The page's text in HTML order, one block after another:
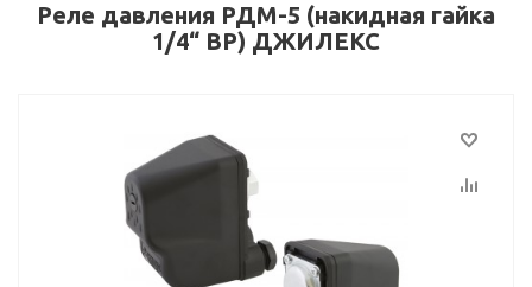
Реле давления РДМ-5 (накидная гайка
1/4“ ВР) ДЖИЛЕКС